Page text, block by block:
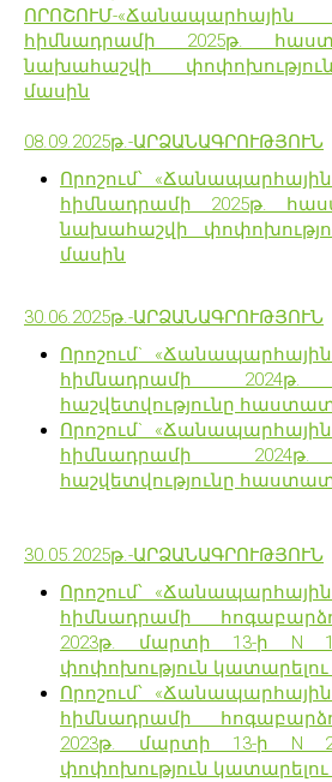
ՈՐՈՇՈՒՄ-
հիմնադրամի 2025թ.
նախահաշվի
մասին
08.09.2025թ.-ԱՐՁԱՆԱԳՐՈՒԹՅՈՒՆ
Որոշում՝
հիմնադրամի 2025թ.
նախահաշվի
մասին
30.06.2025թ.-ԱՐՁԱՆԱԳՐՈՒԹՅՈՒՆ
Որոշում`
հիմնադրամի 2024թ.
հաշվետվությունը
Որոշում`
հիմնադրամի
հաշվետվությունը
30.05.2025թ.-ԱՐՁԱՆԱԳՐՈՒԹՅՈՒՆ
Որոշում՝
հիմնադրամի
2023թ. մարտի 13-ի N
փոփոխություն
Որոշում՝
հիմնադրամի
2023թ. մարտի 13-ի N
փոփոխություն